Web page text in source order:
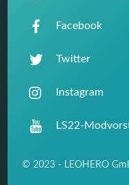
Facebook
Twitter
Instagram
LS22-
© 2023 - LEOHERO